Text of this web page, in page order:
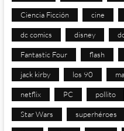
Ciencia Ficción cine
dc comics disney
Fantastic Four flash
jack kirby los 90
netflix PC pollito
Star Wars superhéroes